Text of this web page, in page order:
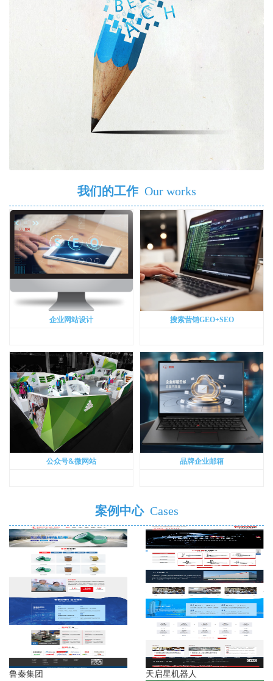
我们的工作 Our works
企业网站设计 搜索营销GEO+SEO
公众号&微网站 品牌企业邮箱
案例中心 Cases
鲁秦集团 天启星机器人